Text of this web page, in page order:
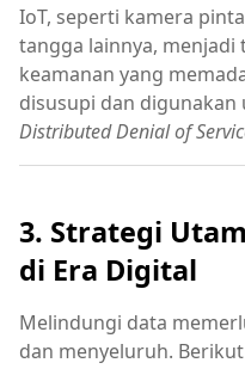
IoT, seperti kamera
tangga lainnya, menjadi
keamanan yang
disusupi dan digunakan
Distributed Denial of
3. Strategi
di Era Digital
Melindungi data
dan menyeluruh.